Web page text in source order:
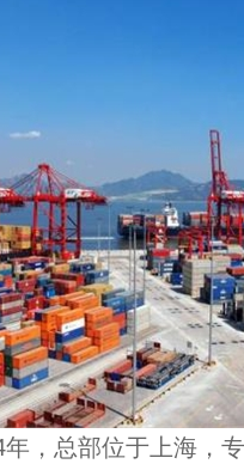
，总部位于上海，